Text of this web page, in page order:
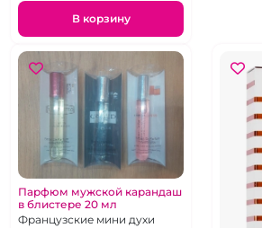
В корзину
Парфюм мужской карандаш
в блистере 20 мл
Французские мини духи